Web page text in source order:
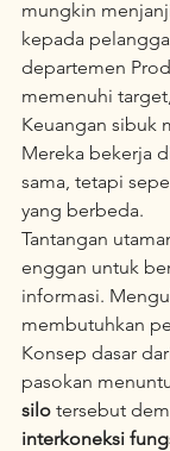
mungkin
kepada
departemen
memenuhi
Keuangan sibuk
Mereka bekerja
sama, tetapi
yang berbeda.
Tantangan
enggan untuk
informasi.
membutuhkan
Konsep dasar
pasokan
silo tersebut
interkoneksi